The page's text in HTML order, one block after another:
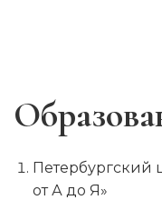
Петербургский
от А до Я»